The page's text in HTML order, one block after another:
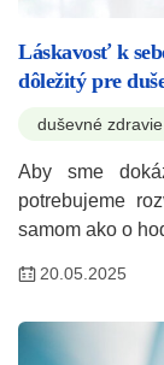
Láskavosť k
dôležitý pre
duševné zdravie
Aby sme
potrebujeme
samom ako o
20.05.2025